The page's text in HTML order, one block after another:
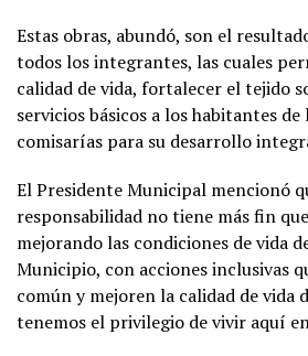
Estas obras, abundó, son el
todos los integrantes, las cuales
calidad de vida, fortalecer el tejido
servicios básicos a los habitantes de
comisarías para su desarrollo
El Presidente Municipal mencionó
responsabilidad no tiene más fin
mejorando las condiciones de vida
Municipio, con acciones inclusivas
común y mejoren la calidad de vida
tenemos el privilegio de vivir aquí